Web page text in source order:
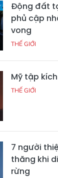
Động đất
phủ cập
vong
THẾ GIỚI
Mỹ tập
THẾ GIỚI
7 người
thăng khi
rừng